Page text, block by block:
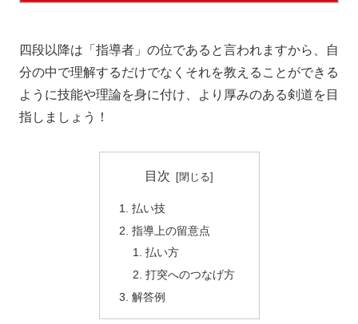
四段以降は「指導者」の位であると言われますから、自
分の中で理解するだけでなくそれを教えることができる
ように技能や理論を身に付け、より厚みのある剣道を目
指しましょう！
目次
払い技
指導上の留意点
払い方
打突へのつなげ方
解答例